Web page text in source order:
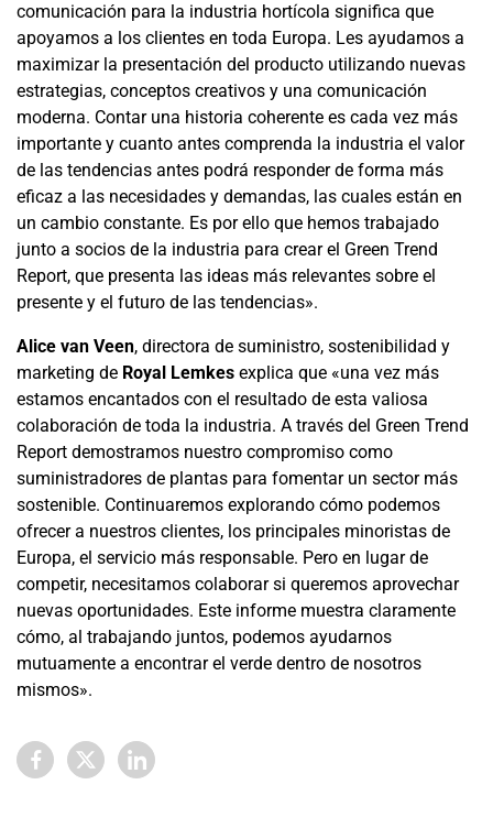
comunicación para la industria hortícola significa que
apoyamos a los clientes en toda Europa. Les ayudamos a
maximizar la presentación del producto utilizando nuevas
estrategias, conceptos creativos y una comunicación
moderna. Contar una historia coherente es cada vez más
importante y cuanto antes comprenda la industria el valor
de las tendencias antes podrá responder de forma más
eficaz a las necesidades y demandas, las cuales están en
un cambio constante. Es por ello que hemos trabajado
junto a socios de la industria para crear el Green Trend
Report, que presenta las ideas más relevantes sobre el
presente y el futuro de las tendencias».
Alice van Veen, directora de suministro, sostenibilidad y
marketing de Royal Lemkes explica que «una vez más
estamos encantados con el resultado de esta valiosa
colaboración de toda la industria. A través del Green Trend
Report demostramos nuestro compromiso como
suministradores de plantas para fomentar un sector más
sostenible. Continuaremos explorando cómo podemos
ofrecer a nuestros clientes, los principales minoristas de
Europa, el servicio más responsable. Pero en lugar de
competir, necesitamos colaborar si queremos aprovechar
nuevas oportunidades. Este informe muestra claramente
cómo, al trabajando juntos, podemos ayudarnos
mutuamente a encontrar el verde dentro de nosotros
mismos».